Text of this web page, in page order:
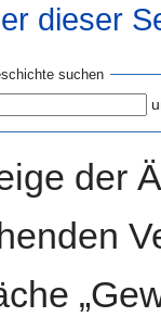
dieser
suchen
der